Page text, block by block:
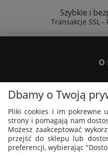
Szybkie i
Transakcje SSL
O
Dbamy o Twoją
Pliki cookies i im pokrewne
strony i pomagają nam
Możesz zaakceptować
przejść do sklepu lub
preferencji, wybierając